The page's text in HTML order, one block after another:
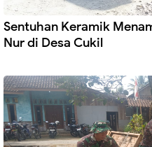
Sentuhan Keramik
Nur di Desa Cukil